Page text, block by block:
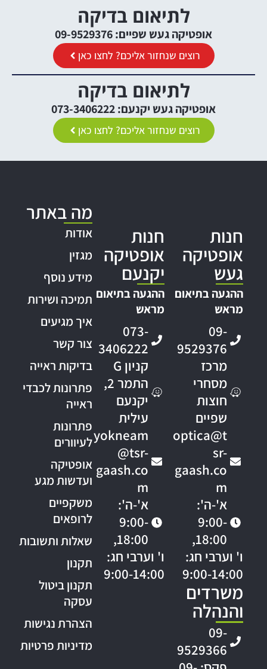
לתיאום בדיקה
אופטיקה געש שפיים: 09-9529376
רוצים שנחזור אליכם? לחצו כאן
לתיאום בדיקה
אופטיקה געש יקנעם: 073-3406222
רוצים שנחזור אליכם? לחצו כאן
חנות
אופטיקה
געש
ההגעה בתיאום
מראש
09-
9529376
מרכז
מסחרי
חוצות
שפיים
optica@t
sr-
gaash.co
m
א'-ה':
9:00-
18:00,
ו' וערבי חג:
9:00-14:00
משרדים
והנהלה
09-
9529366
חנות
אופטיקה
יקנעם
ההגעה בתיאום
מראש
073-
3406222
קניון G
התמר 2,
יקנעם
עילית
yokneam
@tsr-
gaash.co
m
א'-ה':
9:00-
18:00,
ו' וערבי חג:
9:00-14:00
מה באתר
אודות
מגזין
מידע נוסף
תמיכה ושירות
איך מגיעים
צור קשר
בדיקות ראייה
פתרונות לכבדי
ראייה
פתרונות
לעיוורים
אופטיקה
ועדשות מגע
משקפיים
לרופאים
שאלות ותשובות
תקנון
תקנון ביטול
עסקה
הצהרת נגישות
מדיניות פרטיות